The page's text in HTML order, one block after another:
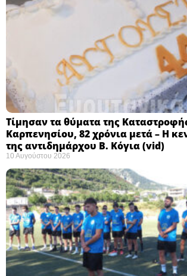
Τίμησαν τα θύματα της
Καρπενησίου, 82 χρόνια μετά – Η
της αντιδημάρχου Β. Κόγια (vid)
10 Αυγούστου 2026